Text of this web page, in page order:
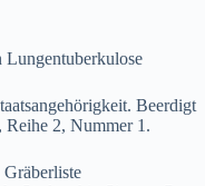
Lungentuberkulose
Beerdigt
2, Nummer 1.
Gräberliste